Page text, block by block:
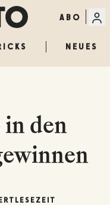
ABO
NEUES
den
LESEZEIT